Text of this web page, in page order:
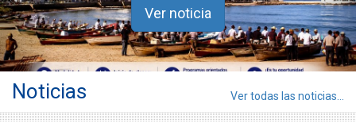
Ver noticia
Noticias Ver todas las noticias...